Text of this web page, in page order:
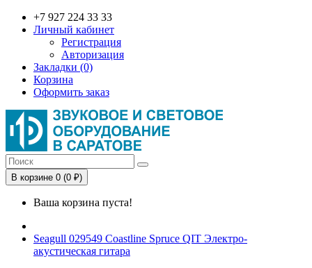
+7 927 224 33 33
Личный кабинет
Регистрация
Авторизация
Закладки (0)
Корзина
Оформить заказ
В корзине 0 (0 ₽)
Ваша корзина пуста!
Seagull 029549 Coastline Spruce QIT Электро-
акустическая гитара